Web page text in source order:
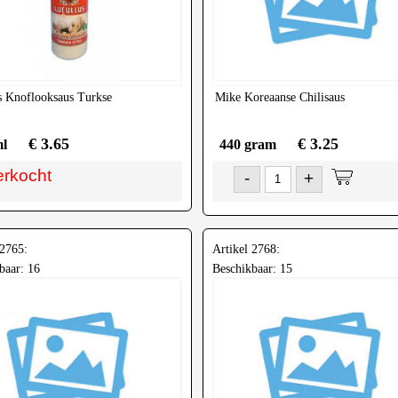
Knoflooksaus Turkse
€ 3.65
Mike Koreaanse Chilisaus
440 gram € 3.25
- +
16
Artikel 2768:
Beschikbaar: 15